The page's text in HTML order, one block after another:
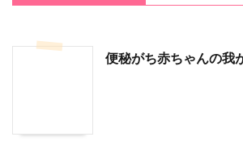
便秘がち赤ちゃんの我